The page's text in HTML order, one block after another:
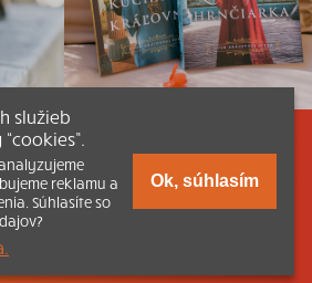
Dokumenty a články
Tlačená verzia Katechizmu
|
kníhkupectvu
služieb
reklamu a
Súhlasíte so
Ok, súhlasím